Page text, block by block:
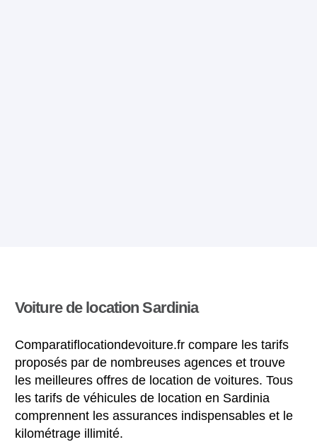
Voiture de location Sardinia
Comparatiflocationdevoiture.fr compare les tarifs
proposés par de nombreuses agences et trouve
les meilleures offres de location de voitures. Tous
les tarifs de véhicules de location en Sardinia
comprennent les assurances indispensables et le
kilométrage illimité.